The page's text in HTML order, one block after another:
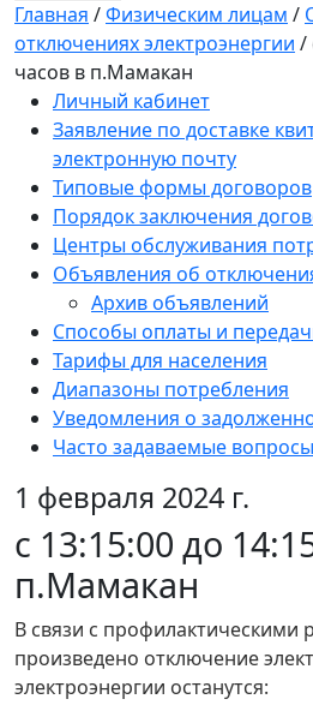
Главная /Физическим лицам /
отключениях электроэнергии /
часов в п.Мамакан
Личный кабинет
Заявление по доставке
электронную почту
Типовые формы договоров
Порядок заключения
Центры обслуживания
Объявления об
Архив объявлений
Способы оплаты и
Тарифы для населения
Диапазоны потребления
Уведомления о
Часто задаваемые вопросы
1 февраля 2024 г.
с 13:15:00 до
п.Мамакан
В связи с профилактическими
произведено отключение
электроэнергии останутся: